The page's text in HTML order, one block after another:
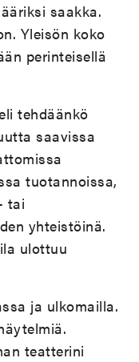
saakka.
Yleisön koko
perinteisellä
tehdäänkö
saavissa
tuotannoissa,
tai
yhteistöinä.
ulottuu
ja ulkomailla.
teatterini